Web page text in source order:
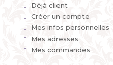
Déjà client
Créer un compte
Mes infos personnelles
Mes adresses
Mes commandes